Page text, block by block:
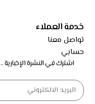
خدمة العملاء
تواصل معنا
حسابي